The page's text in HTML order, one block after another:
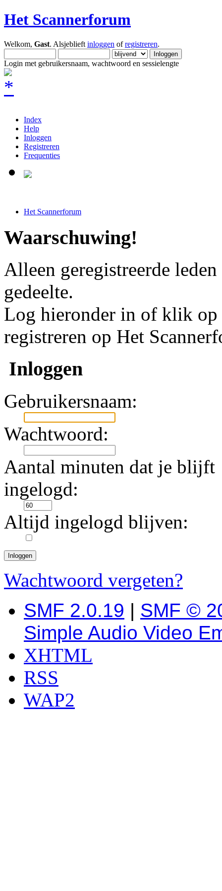
Het Scannerforum
Welkom, Gast. Alsjeblieft inloggen ofregistreren.
Login met gebruikersnaam, wachtwoord en sessielengte
Index
Help
Inloggen
Registreren
Frequenties
Het Scannerforum
Waarschuwing!
Alleen geregistreerde
gedeelte.
Log hieronder in of klik op
registreren op Het
Inloggen
Gebruikersnaam:
Wachtwoord:
Aantal minuten dat je blijft
ingelogd:
Altijd ingelogd blijven:
Wachtwoord vergeten?
SMF 2.0.19 | SMF ©
Simple Audio Video
XHTML
RSS
WAP2